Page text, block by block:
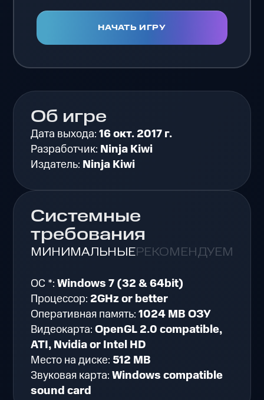
НАЧАТЬ ИГРУ
Об игре
Дата выхода:16 окт. 2017 г.
Разработчик: Ninja Kiwi
Издатель: Ninja Kiwi
Системные
требования
МИНИМАЛЬНЫЕРЕКОМЕНДУЕМЫЕ
ОС *:Windows 7 (32 & 64bit)
Процессор: 2GHz or better
Оперативная память:1024 MB ОЗУ
Видеокарта:OpenGL 2.0 compatible,
ATI, Nvidia or Intel HD
Место на диске:512 MB
Звуковая карта:Windows compatible
sound card